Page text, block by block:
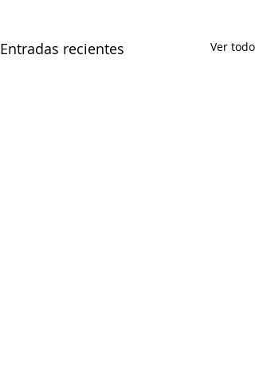
Entradas recientes Ver todo